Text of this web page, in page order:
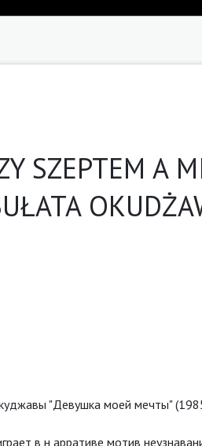
SZEPTEM A
"Девушка моей мечты"
в н арративе мотив